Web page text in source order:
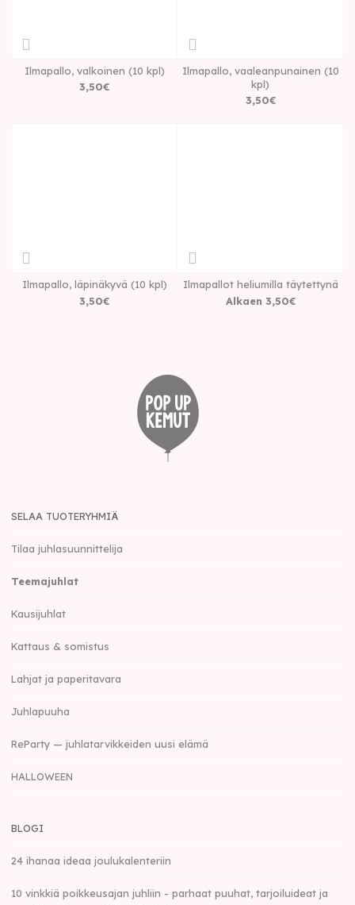
Ilmapallo, valkoinen (10 kpl)
3,50€
Ilmapallo, vaaleanpunainen (10
kpl)
3,50€
Ilmapallo, läpinäkyvä (10 kpl)
3,50€
Ilmapallot heliumilla täytettynä
Alkaen 3,50€
SELAA TUOTERYHMIÄ
Tilaa juhlasuunnittelija
Teemajuhlat
Kausijuhlat
Kattaus & somistus
Lahjat ja paperitavara
Juhlapuuha
ReParty — juhlatarvikkeiden uusi elämä
HALLOWEEN
BLOGI
24 ihanaa ideaa joulukalenteriin
10 vinkkiä poikkeusajan juhliin - parhaat puuhat, tarjoiluideat ja